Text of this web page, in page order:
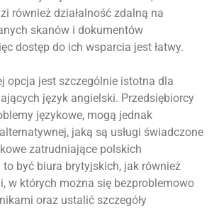
również działalność zdalną na
skanów i dokumentów
dostęp do ich wsparcia jest łatwy.
opcja jest szczególnie istotna dla
język angielski. Przedsiębiorcy
językowe, mogą jednak
jaką są usługi świadczone
zatrudniające polskich
być biura brytyjskich, jak również
w których można się bezproblemowo
oraz ustalić szczegóły